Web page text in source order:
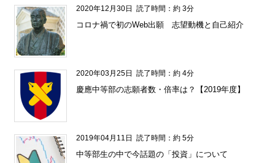
2020年12月30日 読了時間：約 3分
コロナ禍で初のWeb出願 志望動機と自己紹介
2020年03月25日 読了時間：約 4分
慶應中等部の志願者数・倍率は？【2019年度】
2019年04月11日 読了時間：約 5分
中等部生の中で今話題の「投資」について